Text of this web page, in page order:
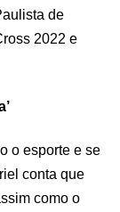
de
2022 e
o esporte e se
conta que
como o